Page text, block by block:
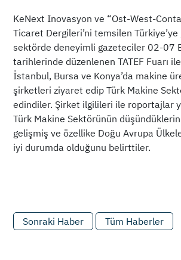
KeNext Inovasyon ve “Ost-West-
Ticaret Dergileri’ni temsilen Türkiye’ye
sektörde deneyimli gazeteciler 02-07
tarihlerinde düzenlenen TATEF Fuarı
İstanbul, Bursa ve Konya’da makine
şirketleri ziyaret edip Türk Makine
edindiler. Şirket ilgilileri ile roportajlar
Türk Makine Sektörünün
gelişmiş ve özellike Doğu Avrupa
iyi durumda olduğunu belirttiler.
Sonraki Haber Tüm Haberler